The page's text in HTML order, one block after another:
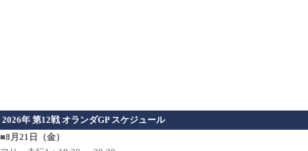
2026年 第12戦 オランダGP スケジュール
■8月21日（金）